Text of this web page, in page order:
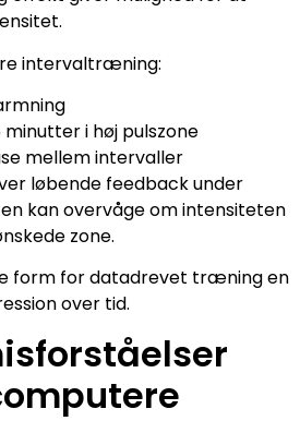
intervaltræning:
i høj pulszone
mellem intervaller
løbende feedback under
kan overvåge om intensiteten
zone.
form for datadrevet træning en
over tid.